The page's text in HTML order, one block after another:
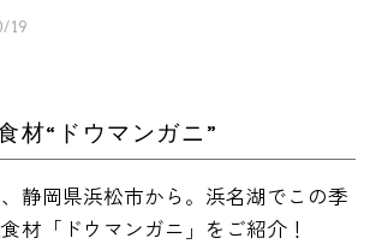
19
材“ドウマンガニ”
静岡県浜松市から。浜名湖でこの季
材「ドウマンガニ」をご紹介！